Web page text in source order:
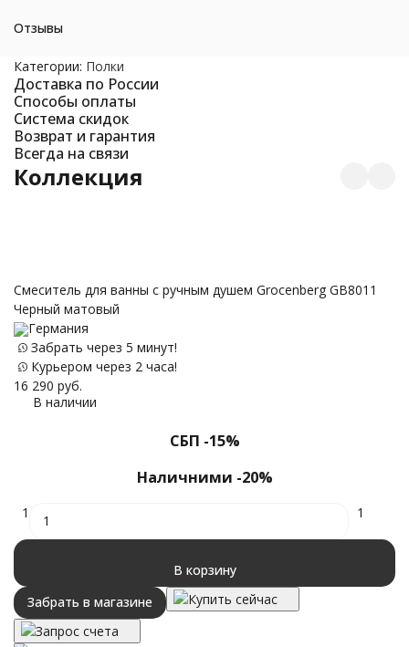
Отзывы
Категории: Полки
Доставка по России
Способы оплаты
Система скидок
Возврат и гарантия
Всегда на связи
Коллекция
Смеситель для ванны с ручным душем Grocenberg GB8011
Черный матовый
Германия
Забрать через 5 минут!
Курьером через 2 часа!
16 290 руб.
В наличии
СБП -15%
Наличними -20%
1 1
В корзину
Забрать в магазине
Купить сейчас
Запрос счета